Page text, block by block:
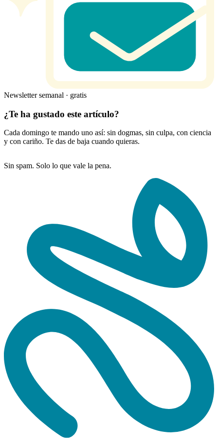
Newsletter semanal · gratis
¿Te ha gustado este artículo?
Cada domingo te mando uno así: sin dogmas, sin culpa, con ciencia
y con cariño. Te das de baja cuando quieras.
Sin spam. Solo lo que vale la pena.